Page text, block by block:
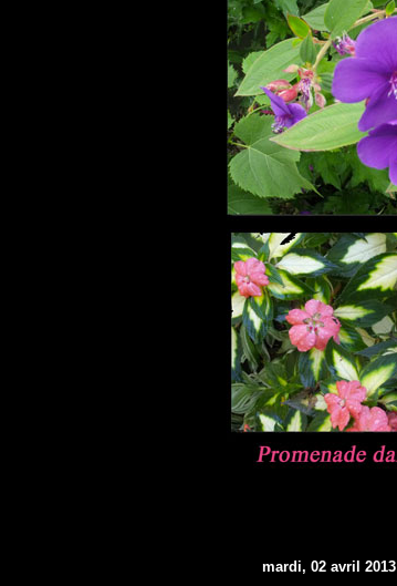
mardi, 02 avril 2013